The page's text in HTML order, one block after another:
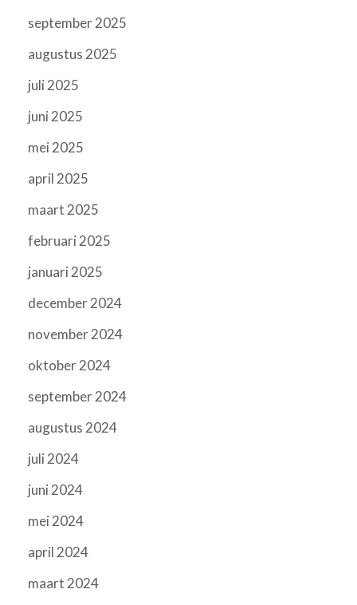
september 2025
augustus 2025
juli 2025
juni 2025
mei 2025
april 2025
maart 2025
februari 2025
januari 2025
december 2024
november 2024
oktober 2024
september 2024
augustus 2024
juli 2024
juni 2024
mei 2024
april 2024
maart 2024